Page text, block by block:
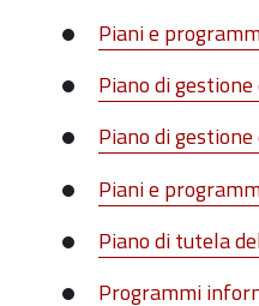
Piani e
Piano di
Piano di
Piani e
Piano di tutela
Programmi